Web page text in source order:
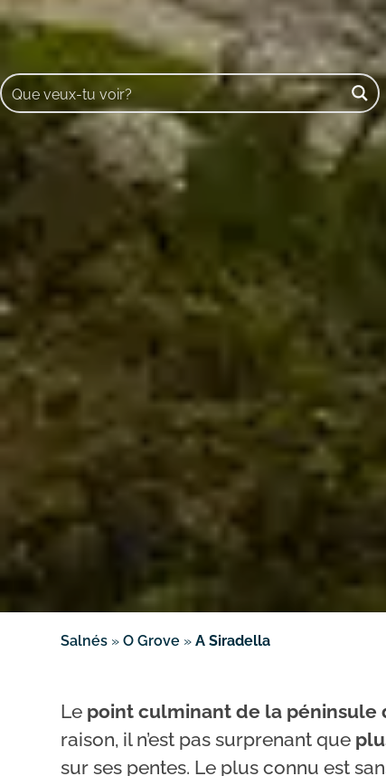
Salnés »O Grove »A Siradella
Le point culminant de la péninsule
raison, il n’est pas surprenant que
sur ses pentes. Le plus connu est